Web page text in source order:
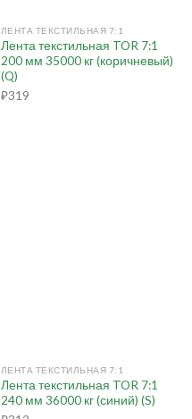
ЛЕНТА ТЕКСТИЛЬНАЯ 7:1
Лента текстильная TOR 7:1
200 мм 35000 кг (коричневый)
(Q)
₽319
ЛЕНТА ТЕКСТИЛЬНАЯ 7:1
Лента текстильная TOR 7:1
240 мм 36000 кг (синий) (S)